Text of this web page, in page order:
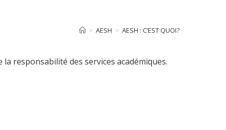
> AESH > AESH : C’EST QUOI?
responsabilité des services académiques.